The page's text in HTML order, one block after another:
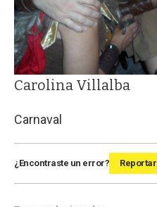
Carolina Villalba
Carnaval
¿Encontraste un error? Reportar